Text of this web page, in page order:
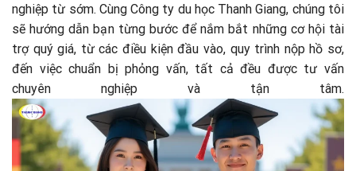
nghiệp từ sớm. Cùng Công ty du học Thanh Giang, chúng tôi
sẽ hướng dẫn bạn từng bước để nắm bắt những cơ hội tài
trợ quý giá, từ các điều kiện đầu vào, quy trình nộp hồ sơ,
đến việc chuẩn bị phỏng vấn, tất cả đều được tư vấn
chuyên nghiệp và tận tâm.